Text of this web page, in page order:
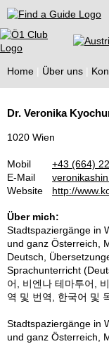
Find a Guide
Home Über uns
Guides
Dr. Veronika
1020 Wien
Mobil
+43 (664)
E-Mail
Website
http://
Über mich:
Stadtspaziergänge in
und ganz Österreich,
Deutsch,
Sprachunterricht
어, 비엔나 테마투어,
역 및 번역, 한국어 및
Stadtspaziergänge in
und ganz Österreich,